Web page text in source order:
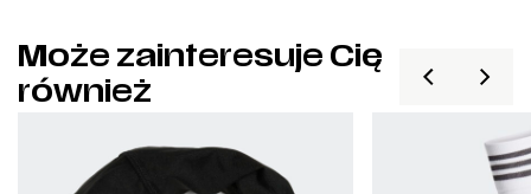
Może zainteresuje Cię
również